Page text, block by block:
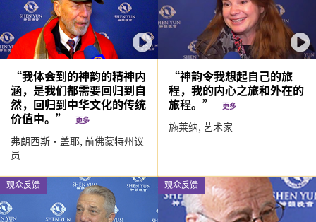
“我体会到的神韵的精神内
涵，是我们都需要回归到自
然，回归到中华文化的传统
价值中。”
更多
弗朗西斯‧盖耶, 前佛蒙特州议
员
“神韵令我想起自己的旅
程，我的内心之旅和外在的
旅程。”更多
施莱纳,艺术家
观众反馈 观众反馈